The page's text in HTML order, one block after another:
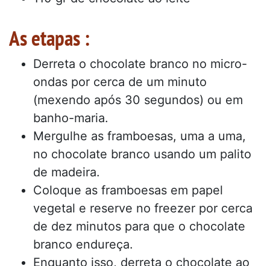
As etapas :
Derreta o chocolate branco no micro-
ondas por cerca de um minuto
(mexendo após 30 segundos) ou em
banho-maria.
Mergulhe as framboesas, uma a uma,
no chocolate branco usando um palito
de madeira.
Coloque as framboesas em papel
vegetal e reserve no freezer por cerca
de dez minutos para que o chocolate
branco endureça.
Enquanto isso, derreta o chocolate ao